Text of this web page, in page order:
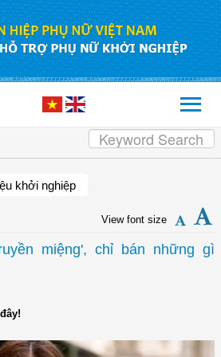
khởi nghiệp
View font size
miệng', chỉ bán những gì